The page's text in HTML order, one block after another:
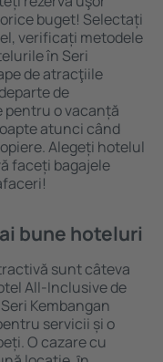
buget! Selectați
verificați metodele
în Seri
de atracţiile
de
pentru o vacanță
atunci când
Alegeți hotelul
faceți bagajele
bune hoteluri
sunt câteva
All-Inclusive de
Kembangan
servicii și o
O cazare cu